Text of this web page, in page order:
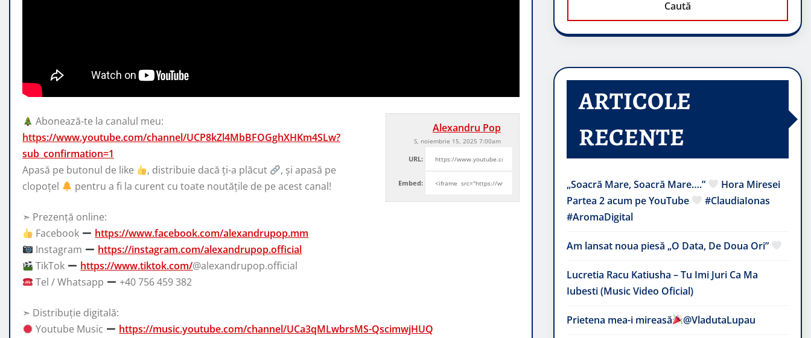
Alexandru Pop
S, noiembrie 15, 2025 7:00am
URL:
Embed:
Abonează-te la canalul meu:
https://www.youtube.com/channel/UCP8kZl4MbBFOGghXHKm4SLw?
sub_confirmation=1
Apasă pe butonul de like
, distribuie dacă ți-a plăcut , șiapasă pe
clopoțel
pentru a fi la curent cu toate noutățile de pe acest canal!
➣ Prezență online:
Facebook
https://www.facebook.com/alexandrupop.mm
Instagram
https://instagram.com/alexandrupop.official
TikTok
https://www.tiktok.com/@alexandrupop.official
Tel / Whatsapp
+40 756 459 382
➣ Distribuție digitală:
Youtube Music
https://music.youtube.com/channel/UCa3qMLwbrsMS-QscimwjHUQ
Caută
ARTICOLE
RECENTE
„Soacră Mare, Soacră Mare….”
Hora Miresei
Partea 2 acum pe YouTube
#ClaudiaIonas
#AromaDigital
Am lansat noua piesă „O Data, De Doua Ori”
Lucretia Racu Katiusha – Tu Imi Juri Ca Ma
Iubesti (Music Video Oficial)
Prietena mea-i mireasă​ @VladutaLupau